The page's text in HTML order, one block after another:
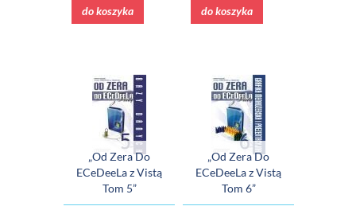
do koszyka do koszyka
„Od Zera Do
ECeDeeLa z Vistą
Tom 5”
„Od Zera Do
ECeDeeLa z Vistą
Tom 6”